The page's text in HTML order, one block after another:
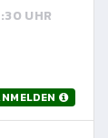
UHR